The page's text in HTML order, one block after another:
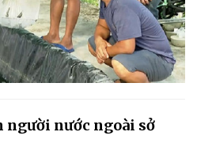
người nước ngoài sở